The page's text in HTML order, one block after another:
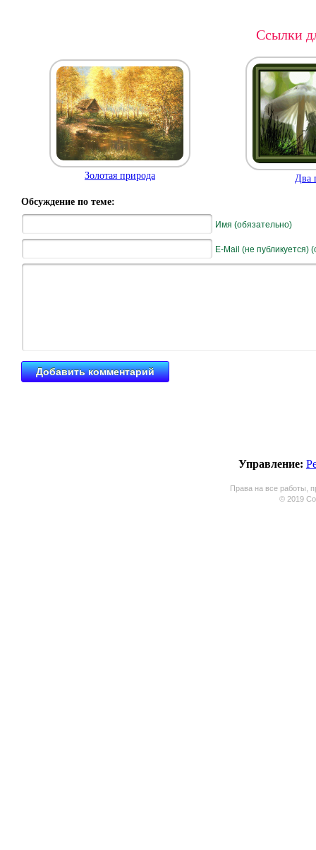
Ссылки
Золотая природа Два
Обсуждение по теме:
Имя (обязательно)
E-Mail (не публикуется)
Управление:
Права на все работы,
© 2019